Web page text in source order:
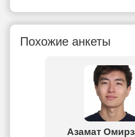
Похожие анкеты
Азамат